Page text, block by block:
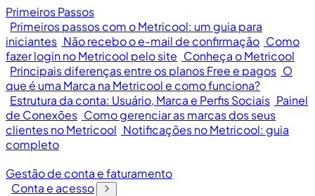
Primeiros Passos
Primeiros passos com o Metricool: um guia para
iniciantes Não recebo o e-mail de confirmação Como
fazer login no Metricool pelo site Conheça o Metricool
Principais diferenças entre os planos Free e pagos O
que é uma Marca na Metricool e como funciona?
Estrutura da conta: Usuário, Marca e Perfis Sociais Painel
de Conexões Como gerenciar as marcas dos seus
clientes no Metricool Notificações no Metricool: guia
completo
Gestão de conta e faturamento
Conta e acesso